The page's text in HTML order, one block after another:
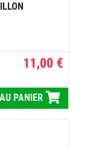
11,00 €
PANIER